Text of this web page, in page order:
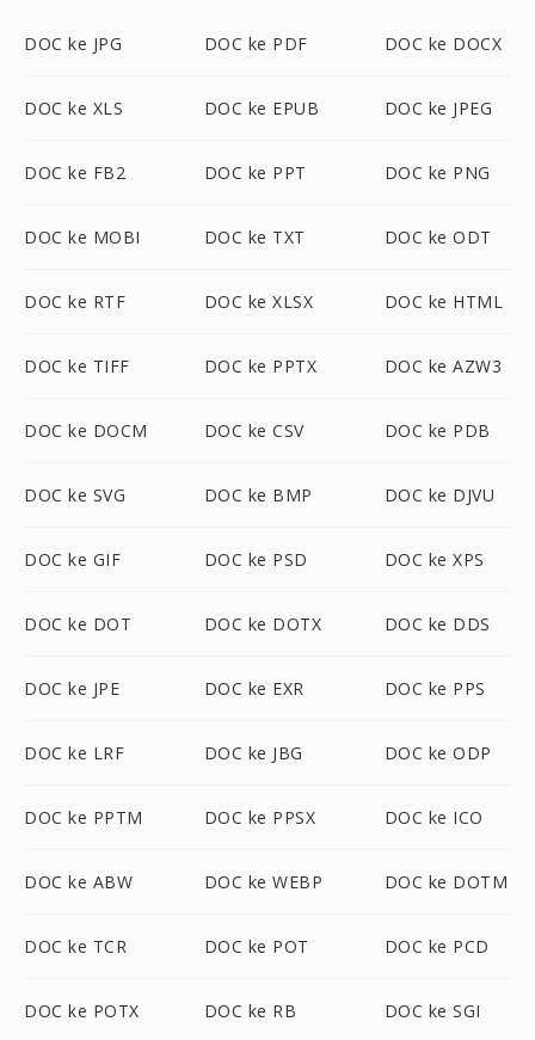
DOC ke JPG DOC ke PDF DOC ke DOCX
DOC ke XLS DOC ke EPUB DOC ke JPEG
DOC ke FB2 DOC ke PPT DOC ke PNG
DOC ke MOBI DOC ke TXT DOC ke ODT
DOC ke RTF DOC ke XLSX DOC ke HTML
DOC ke TIFF DOC ke PPTX DOC ke AZW3
DOC ke DOCM DOC ke CSV DOC ke PDB
DOC ke SVG DOC ke BMP DOC ke DJVU
DOC ke GIF DOC ke PSD DOC ke XPS
DOC ke DOT DOC ke DOTX DOC ke DDS
DOC ke JPE DOC ke EXR DOC ke PPS
DOC ke LRF DOC ke JBG DOC ke ODP
DOC ke PPTM DOC ke PPSX DOC ke ICO
DOC ke ABW DOC ke WEBP DOC ke DOTM
DOC ke TCR DOC ke POT DOC ke PCD
DOC ke POTX DOC ke RB DOC ke SGI